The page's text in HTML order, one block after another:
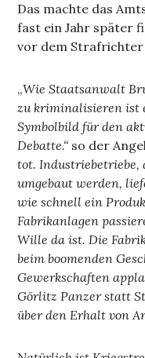
Das machte das
fast ein Jahr später
vor dem
„Wie Staatsanwalt
zu kriminalisieren ist
Symbolbild für den
Debatte.“ so der
tot. Industriebetriebe,
umgebaut werden,
wie schnell ein
Fabrikanlagen
Wille da ist. Die
beim boomenden
Gewerkschaften
Görlitz Panzer statt
über den Erhalt von